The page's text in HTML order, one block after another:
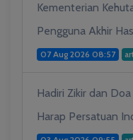
Kementerian
Pengguna Akhir
07 Aug 2026 08:57
Hadiri Zikir dan
Harap Persatuan